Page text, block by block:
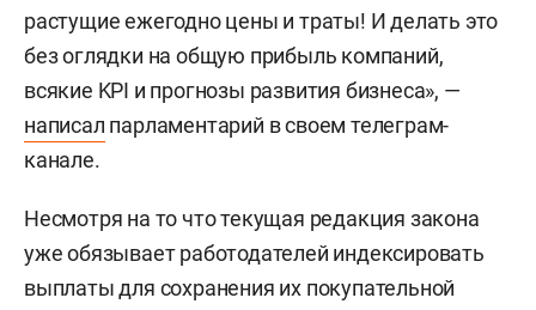
растущие ежегодно цены и траты! И делать это
без оглядки на общую прибыль компаний,
всякие KPI и прогнозы развития бизнеса», —
написал парламентарий в своем телеграм-
канале.
Несмотря на то что текущая редакция закона
уже обязывает работодателей индексировать
выплаты для сохранения их покупательной